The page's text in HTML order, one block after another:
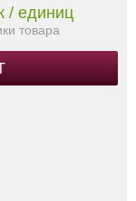
/ единиц
товара